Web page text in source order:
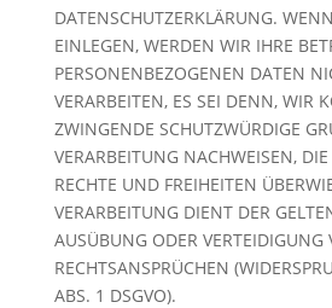
DATENSCHUTZERKLÄRUNG.
EINLEGEN, WERDEN WIR IHRE
PERSONENBEZOGENEN DATEN
VERARBEITEN, ES SEI DENN, WIR
ZWINGENDE SCHUTZWÜRDIGE
VERARBEITUNG NACHWEISEN,
RECHTE UND FREIHEITEN
VERARBEITUNG DIENT DER
AUSÜBUNG ODER VERTEIDIGUNG
RECHTSANSPRÜCHEN
ABS. 1 DSGVO).